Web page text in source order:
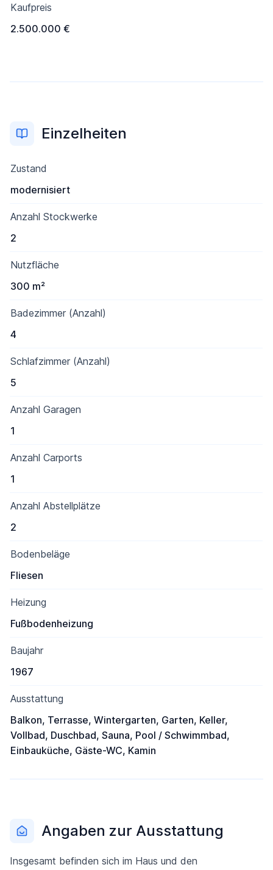
Kaufpreis
2.500.000 €
Einzelheiten
Zustand
modernisiert
Anzahl Stockwerke
2
Nutzfläche
300 m²
Badezimmer (Anzahl)
4
Schlafzimmer (Anzahl)
5
Anzahl Garagen
1
Anzahl Carports
1
Anzahl Abstellplätze
2
Bodenbeläge
Fliesen
Heizung
Fußbodenheizung
Baujahr
1967
Ausstattung
Balkon, Terrasse, Wintergarten, Garten, Keller,
Vollbad, Duschbad, Sauna, Pool / Schwimmbad,
Einbauküche, Gäste-WC, Kamin
Angaben zur Ausstattung
Insgesamt befinden sich im Haus und den